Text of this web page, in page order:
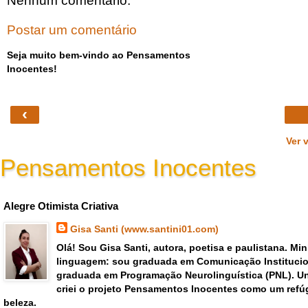
Postar um comentário
Seja muito bem-vindo ao Pensamentos
Inocentes!
‹
Ver
Pensamentos Inocentes
Alegre Otimista Criativa
Gisa Santi (www.santini01.com)
Olá! Sou Gisa Santi, autora, poetisa e paulistana.
linguagem: sou graduada em Comunicação
graduada em Programação Neurolinguística (PNL).
criei o projeto Pensamentos Inocentes como um
beleza.